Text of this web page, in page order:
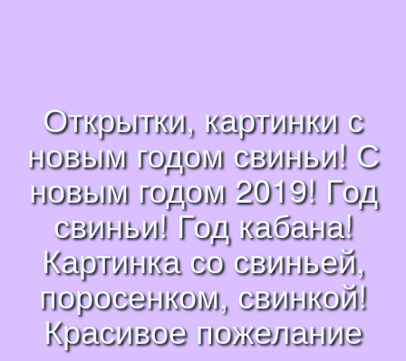
Открытки, картинки с
новым годом свиньи! С
новым годом 2019! Год
свиньи! Год кабана!
Картинка со свиньей,
поросенком, свинкой!
Красивое пожелание